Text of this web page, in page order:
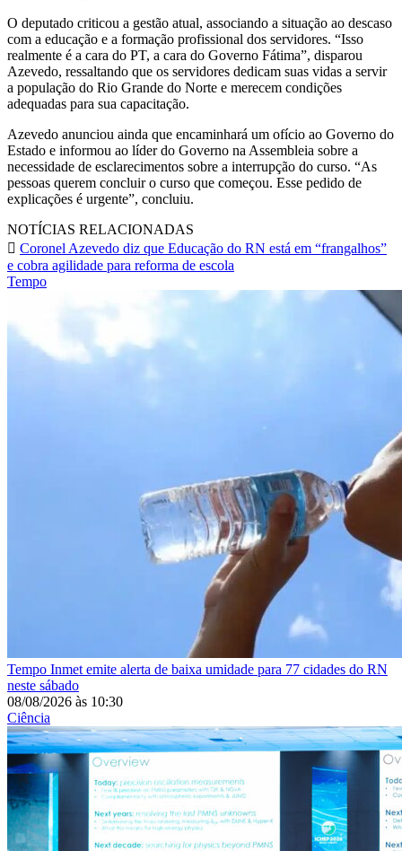
O deputado criticou a gestão atual, associando a situação ao descaso
com a educação e a formação profissional dos servidores. “Isso
realmente é a cara do PT, a cara do Governo Fátima”, disparou
Azevedo, ressaltando que os servidores dedicam suas vidas a servir
a população do Rio Grande do Norte e merecem condições
adequadas para sua capacitação.
Azevedo anunciou ainda que encaminhará um ofício ao Governo do
Estado e informou ao líder do Governo na Assembleia sobre a
necessidade de esclarecimentos sobre a interrupção do curso. “As
pessoas querem concluir o curso que começou. Esse pedido de
explicações é urgente”, concluiu.
NOTÍCIAS RELACIONADAS
Coronel Azevedo diz que Educação do RN está em “frangalhos”
e cobra agilidade para reforma de escola
Tempo
Tempo Inmet emite alerta de baixa umidade para 77 cidades do RN
neste sábado
08/08/2026 às 10:30
Ciência